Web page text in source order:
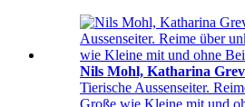
Nils Mohl, Katharina
Tierische Aussenseiter.
Große wie Kleine mit und